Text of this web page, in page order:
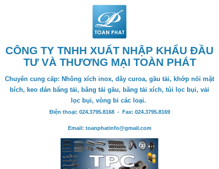
CÔNG TY TNHH XUẤT NHẬP KHẨU ĐẦU
TƯ VÀ THƯƠNG MẠI TOÀN PHÁT
Chuyên cung cấp: Nhông xích inox, dây curoa, gầu tải, khớp nối mặt
bích, keo dán băng tải, băng tải gầu, băng tải xích, túi lọc bụi, vải
lọc bụi, vòng bi các loại.
Điện thoại: 024.3795.8168 - Fax: 024.3795.8169
Email: toanphatinfo@gmail.com